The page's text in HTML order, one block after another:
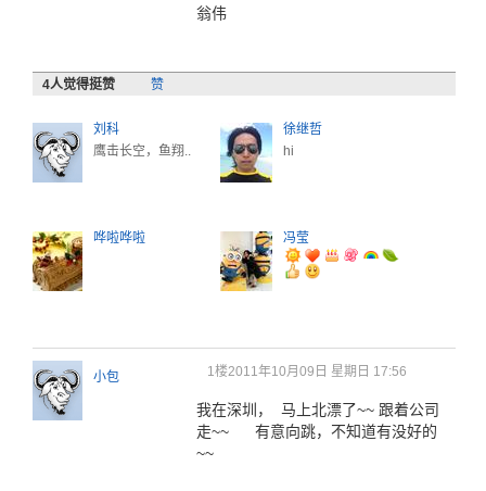
翁伟
4人觉得挺赞 赞
刘科
鹰击长空，鱼翔..
徐继哲
hi
哗啦哗啦 冯莹
小包 1楼2011年10月09日 星期日 17:56
我在深圳， 马上北漂了~~ 跟着公司
走~~ 有意向跳，不知道有没好的
~~